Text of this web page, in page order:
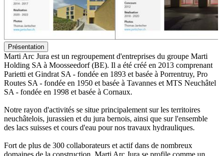
Présentation
Marti Arc Jura est un regroupement d'entreprises du groupe Marti
Holding SA à Moosseedorf (BE). Il a été créé en 2013 comprenant
Parietti et Gindrat SA - fondée en 1893 et basée à Porrentruy, Pro
Routes SA - fondée en 1950 et basée à Tavannes et MTS Neuchâtel
SA - fondée en 1998 et basée à Cornaux.
Notre rayon d'activités se situe principalement sur les territoires
neuchâtelois, jurassien et du jura bernois, ainsi que sur l'ensemble
des lacs suisses et cours d'eau pour nos travaux hydrauliques.
Fort de plus de 300 collaborateurs et actif dans de nombreux
domaines de la construction, Marti Arc Jura se profile comme un